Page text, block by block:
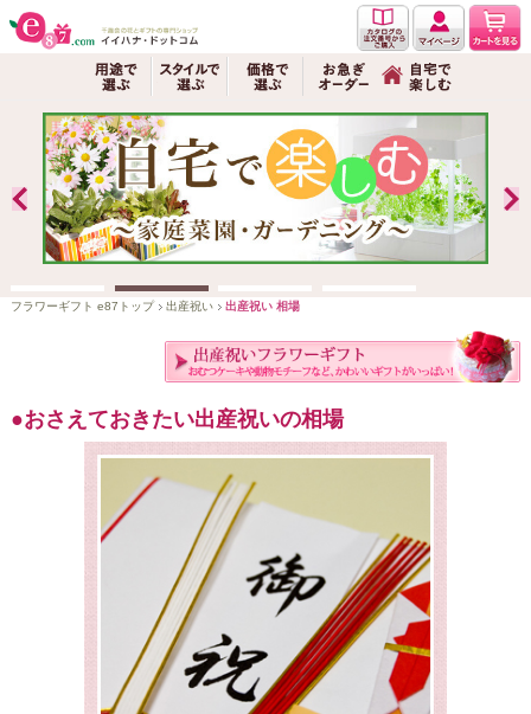
フラワーギフト e87トップ 出産祝い 出産祝い 相場
おさえておきたい出産祝いの相場